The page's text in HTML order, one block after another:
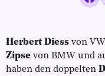
Herbert Diess von
Zipse von BMW und
haben den doppelten